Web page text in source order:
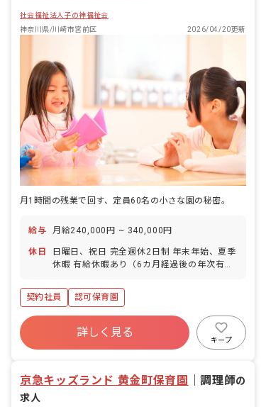
社会福祉法人子の神福祉会
神奈川県/川崎市宮前区
2026/04/20更新
月1時間の残業で回す、定員60名の小さな園の秘密。
給与 月給240,000円 ~ 340,000円
休日
日曜日、祝日 完全週休2日制 年末年始、夏季
休暇 有給休暇あり（6カ月経過後の年次有給
契約社員
認可保育園
詳しく見る
キープ
京急キッズランド 黄金町保育園 ｜調理師の
求人